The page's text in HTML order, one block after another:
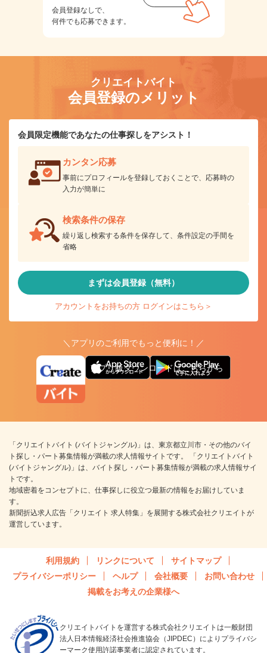
会員登録なしで、
何件でも応募できます。
クリエイトバイト
会員登録のメリット
会員限定機能であなたの仕事探しをアシスト！
カンタン応募
事前にプロフィールを登録しておくことで、応募時の
入力が簡単に
検索条件の保存
繰り返し検索する条件を保存して、条件設定の手間を
省略
まずは会員登録（無料）
アカウントをお持ちの方 ログインはこちら＞
＼アプリのご利用でもっと便利に！／
アプリ版ダウンロードはこちらから
「クリエイトバイト (バイトジャングル)」は、東京都立川市・その他のバイ
ト探し・パート募集情報が満載の求人情報サイトです。 「クリエイトバイト
(バイトジャングル)」は、バイト探し・パート募集情報が満載の求人情報サイ
トです。
地域密着をコンセプトに、仕事探しに役立つ最新の情報をお届けしていま
す。
新聞折込求人広告「クリエイト 求人特集」を展開する株式会社クリエイトが
運営しています。
利用規約 リンクについて
サイトマップ
プライバシーポリシー
ヘルプ 会社概要
お問い合わせ
掲載をお考えの企業様へ
クリエイトバイトを運営する株式会社クリエイトは一般財団
法人日本情報経済社会推進協会（JIPDEC）によりプライバシ
ーマーク使用許諾事業者に認定されています。